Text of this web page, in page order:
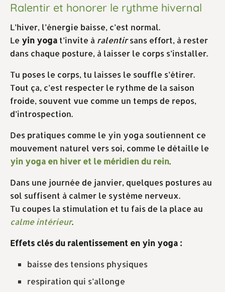
Ralentir et honorer le rythme hivernal
L’hiver, l’énergie baisse, c’est normal.
Le yin yogat’invite à ralentirsans effort, à rester
dans chaque posture, à laisser le corps s’installer.
Tu poses le corps, tu laisses le souffle s’étirer.
Tout ça, c’est respecter le rythme de la saison
froide, souvent vue comme un temps de repos,
d’introspection.
Des pratiques comme le yin yoga soutiennent ce
mouvement naturel vers soi, comme le détaille le
yin yoga en hiver et le méridien du rein.
Dans une journée de janvier, quelques postures au
sol suffisent à calmer le système nerveux.
Tu coupes la stimulation et tu fais de la place au
calme intérieur.
Effets clés du ralentissement en yin yoga :
baisse des tensions physiques
respiration qui s’allonge